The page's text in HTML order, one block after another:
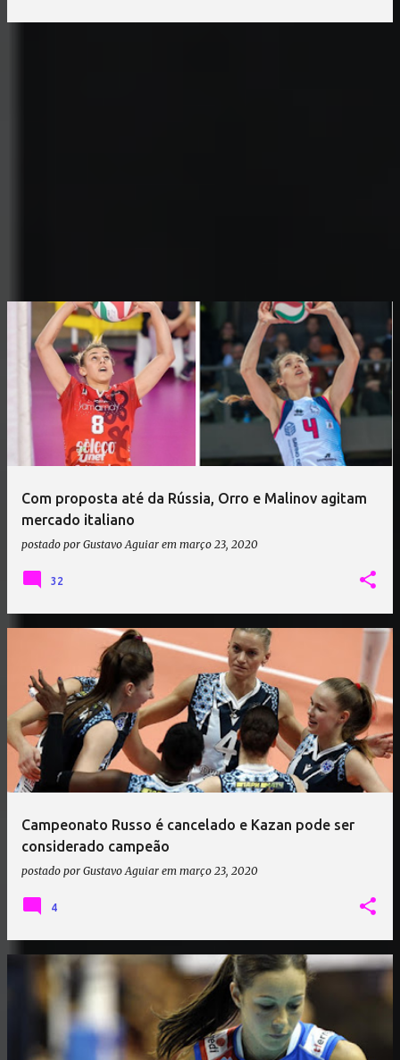
Com proposta até da Rússia, Orro e Malinov agitam
mercado italiano
postado por Gustavo Aguiar em março 23, 2020
32
Campeonato Russo é cancelado e Kazan pode ser
considerado campeão
postado por Gustavo Aguiar em março 23, 2020
4